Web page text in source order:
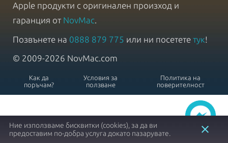
Apple продукти с оригинален произход и
гаранция от NovMac.
Позвънете на 0888 879 775 или ни посетете тук!
© 2009-2026 NovMac.com
Как да
поръчам?
Условия за
ползване
Политика на
поверителност
Ние използваме бисквитки (cookies), за да ви
предоставим по-добра услуга докато пазарувате.
close